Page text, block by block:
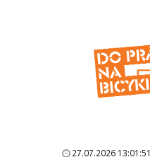
27.07.2026 13:01:51